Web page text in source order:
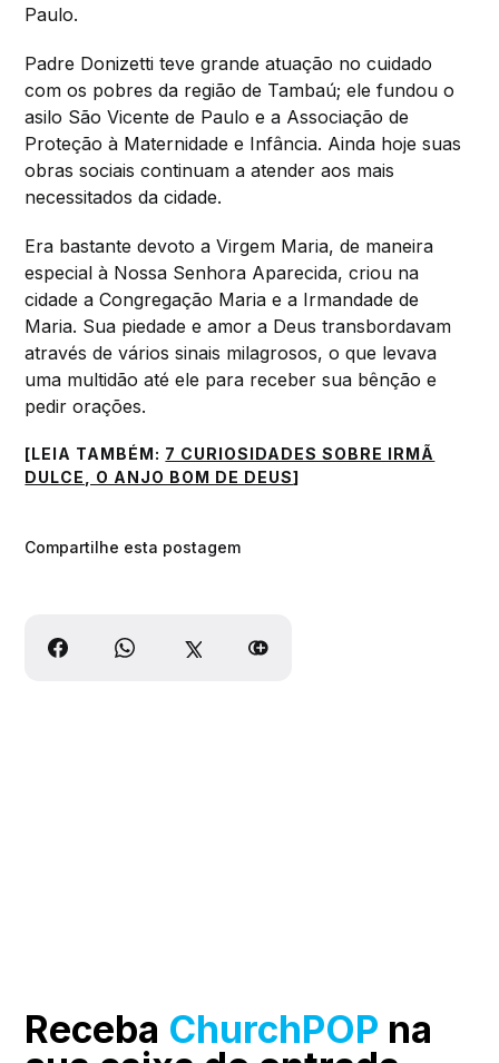
Paulo.
Padre Donizetti teve grande atuação no cuidado
com os pobres da região de Tambaú; ele fundou o
asilo São Vicente de Paulo e a Associação de
Proteção à Maternidade e Infância. Ainda hoje suas
obras sociais continuam a atender aos mais
necessitados da cidade.
Era bastante devoto a Virgem Maria, de maneira
especial à Nossa Senhora Aparecida, criou na
cidade a Congregação Maria e a Irmandade de
Maria. Sua piedade e amor a Deus transbordavam
através de vários sinais milagrosos, o que levava
uma multidão até ele para receber sua bênção e
pedir orações.
[LEIA TAMBÉM: 7 CURIOSIDADES SOBRE IRMÃ
DULCE, O ANJO BOM DE DEUS]
Compartilhe esta postagem
Receba ChurchPOP na